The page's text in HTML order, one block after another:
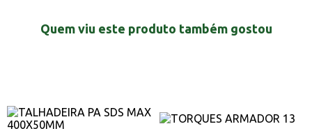
Quem viu este produto também gostou